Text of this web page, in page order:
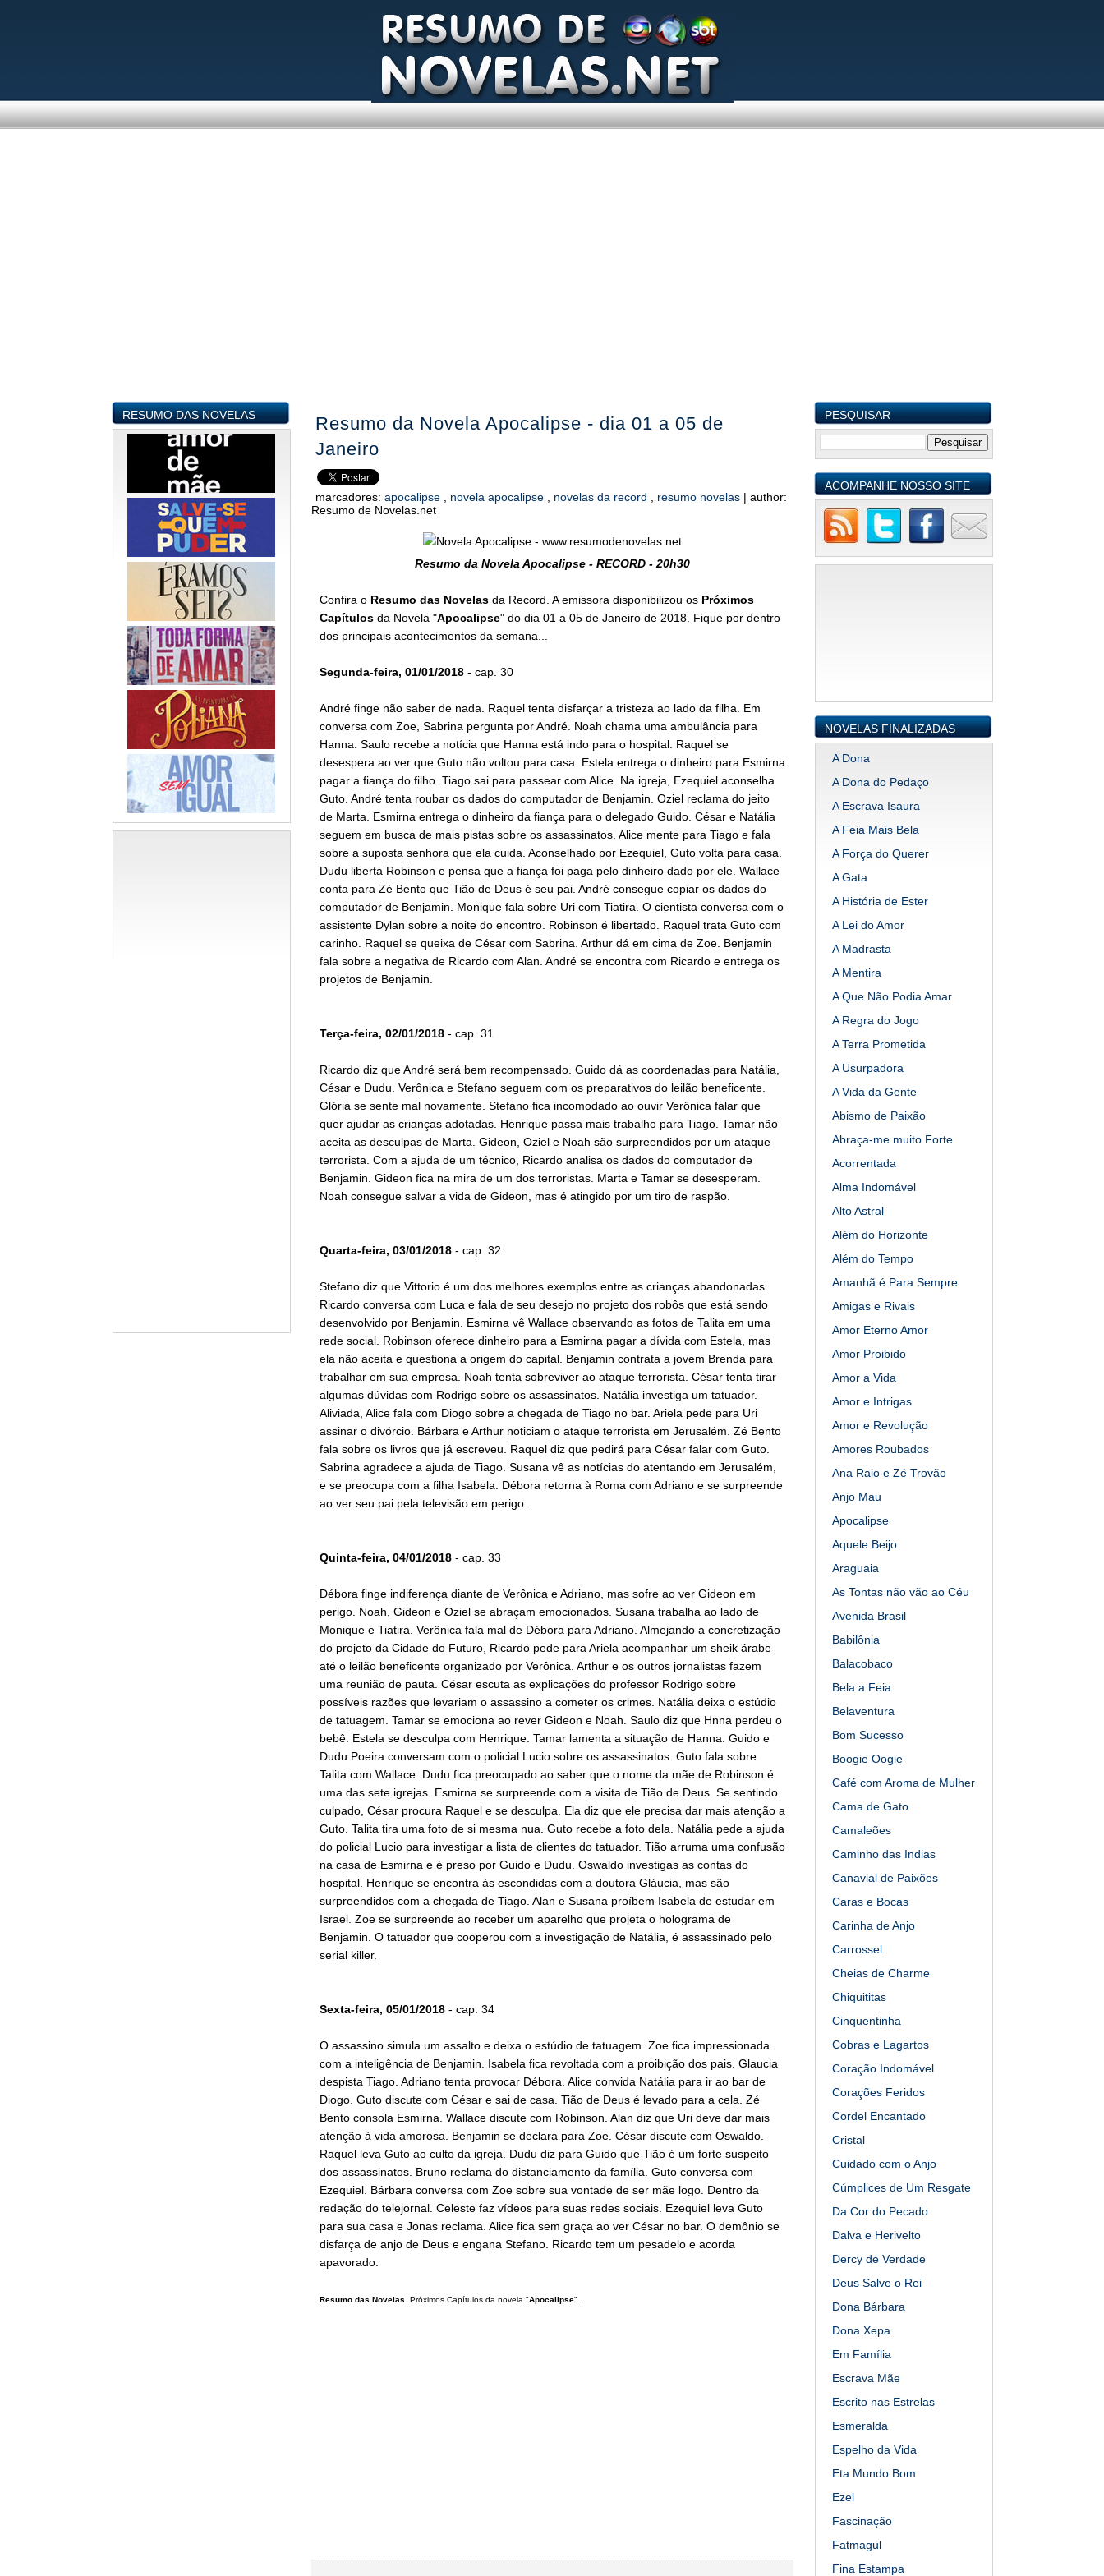
RESUMO DAS NOVELAS
Resumo da Novela Apocalipse - dia 01 a 05 de
Janeiro
marcadores: apocalipse novela apocalipse novelas da record resumo novelas | author:
Resumo de Novelas.net
Resumo da Novela Apocalipse - RECORD - 20h30
Confira o Resumo das Novelasda Record. A emissora disponibilizou os Próximos
Capítulosda Novela "Apocalipse" do dia 01 a 05 de Janeiro de 2018. Fique por dentro
dos principais acontecimentos da semana...
Segunda-feira, 01/01/2018- cap. 30
André finge não saber de nada. Raquel tenta disfarçar a tristeza ao lado da filha. Em
conversa com Zoe, Sabrina pergunta por André. Noah chama uma ambulância para
Hanna. Saulo recebe a notícia que Hanna está indo para o hospital. Raquel se
desespera ao ver que Guto não voltou para casa. Estela entrega o dinheiro para Esmirna
pagar a fiança do filho. Tiago sai para passear com Alice. Na igreja, Ezequiel aconselha
Guto. André tenta roubar os dados do computador de Benjamin. Oziel reclama do jeito
de Marta. Esmirna entrega o dinheiro da fiança para o delegado Guido. César e Natália
seguem em busca de mais pistas sobre os assassinatos. Alice mente para Tiago e fala
sobre a suposta senhora que ela cuida. Aconselhado por Ezequiel, Guto volta para casa.
Dudu liberta Robinson e pensa que a fiança foi paga pelo dinheiro dado por ele. Wallace
conta para Zé Bento que Tião de Deus é seu pai. André consegue copiar os dados do
computador de Benjamin. Monique fala sobre Uri com Tiatira. O cientista conversa com o
assistente Dylan sobre a noite do encontro. Robinson é libertado. Raquel trata Guto com
carinho. Raquel se queixa de César com Sabrina. Arthur dá em cima de Zoe. Benjamin
fala sobre a negativa de Ricardo com Alan. André se encontra com Ricardo e entrega os
projetos de Benjamin.
Terça-feira, 02/01/2018- cap. 31
Ricardo diz que André será bem recompensado. Guido dá as coordenadas para Natália,
César e Dudu. Verônica e Stefano seguem com os preparativos do leilão beneficente.
Glória se sente mal novamente. Stefano fica incomodado ao ouvir Verônica falar que
quer ajudar as crianças adotadas. Henrique passa mais trabalho para Tiago. Tamar não
aceita as desculpas de Marta. Gideon, Oziel e Noah são surpreendidos por um ataque
terrorista. Com a ajuda de um técnico, Ricardo analisa os dados do computador de
Benjamin. Gideon fica na mira de um dos terroristas. Marta e Tamar se desesperam.
Noah consegue salvar a vida de Gideon, mas é atingido por um tiro de raspão.
Quarta-feira, 03/01/2018- cap. 32
Stefano diz que Vittorio é um dos melhores exemplos entre as crianças abandonadas.
Ricardo conversa com Luca e fala de seu desejo no projeto dos robôs que está sendo
desenvolvido por Benjamin. Esmirna vê Wallace observando as fotos de Talita em uma
rede social. Robinson oferece dinheiro para a Esmirna pagar a dívida com Estela, mas
ela não aceita e questiona a origem do capital. Benjamin contrata a jovem Brenda para
trabalhar em sua empresa. Noah tenta sobreviver ao ataque terrorista. César tenta tirar
algumas dúvidas com Rodrigo sobre os assassinatos. Natália investiga um tatuador.
Aliviada, Alice fala com Diogo sobre a chegada de Tiago no bar. Ariela pede para Uri
assinar o divórcio. Bárbara e Arthur noticiam o ataque terrorista em Jerusalém. Zé Bento
fala sobre os livros que já escreveu. Raquel diz que pedirá para César falar com Guto.
Sabrina agradece a ajuda de Tiago. Susana vê as notícias do atentando em Jerusalém,
e se preocupa com a filha Isabela. Débora retorna à Roma com Adriano e se surpreende
ao ver seu pai pela televisão em perigo.
Quinta-feira, 04/01/2018- cap. 33
Débora finge indiferença diante de Verônica e Adriano, mas sofre ao ver Gideon em
perigo. Noah, Gideon e Oziel se abraçam emocionados. Susana trabalha ao lado de
Monique e Tiatira. Verônica fala mal de Débora para Adriano. Almejando a concretização
do projeto da Cidade do Futuro, Ricardo pede para Ariela acompanhar um sheik árabe
até o leilão beneficente organizado por Verônica. Arthur e os outros jornalistas fazem
uma reunião de pauta. César escuta as explicações do professor Rodrigo sobre
possíveis razões que levariam o assassino a cometer os crimes. Natália deixa o estúdio
de tatuagem. Tamar se emociona ao rever Gideon e Noah. Saulo diz que Hnna perdeu o
bebê. Estela se desculpa com Henrique. Tamar lamenta a situação de Hanna. Guido e
Dudu Poeira conversam com o policial Lucio sobre os assassinatos. Guto fala sobre
Talita com Wallace. Dudu fica preocupado ao saber que o nome da mãe de Robinson é
uma das sete igrejas. Esmirna se surpreende com a visita de Tião de Deus. Se sentindo
culpado, César procura Raquel e se desculpa. Ela diz que ele precisa dar mais atenção a
Guto. Talita tira uma foto de si mesma nua. Guto recebe a foto dela. Natália pede a ajuda
do policial Lucio para investigar a lista de clientes do tatuador. Tião arruma uma confusão
na casa de Esmirna e é preso por Guido e Dudu. Oswaldo investigas as contas do
hospital. Henrique se encontra às escondidas com a doutora Gláucia, mas são
surpreendidos com a chegada de Tiago. Alan e Susana proíbem Isabela de estudar em
Israel. Zoe se surpreende ao receber um aparelho que projeta o holograma de
Benjamin. O tatuador que cooperou com a investigação de Natália, é assassinado pelo
serial killer.
Sexta-feira, 05/01/2018- cap. 34
O assassino simula um assalto e deixa o estúdio de tatuagem. Zoe fica impressionada
com a inteligência de Benjamin. Isabela fica revoltada com a proibição dos pais. Glaucia
despista Tiago. Adriano tenta provocar Débora. Alice convida Natália para ir ao bar de
Diogo. Guto discute com César e sai de casa. Tião de Deus é levado para a cela. Zé
Bento consola Esmirna. Wallace discute com Robinson. Alan diz que Uri deve dar mais
atenção à vida amorosa. Benjamin se declara para Zoe. César discute com Oswaldo.
Raquel leva Guto ao culto da igreja. Dudu diz para Guido que Tião é um forte suspeito
dos assassinatos. Bruno reclama do distanciamento da família. Guto conversa com
Ezequiel. Bárbara conversa com Zoe sobre sua vontade de ser mãe logo. Dentro da
redação do telejornal. Celeste faz vídeos para suas redes sociais. Ezequiel leva Guto
para sua casa e Jonas reclama. Alice fica sem graça ao ver César no bar. O demônio se
disfarça de anjo de Deus e engana Stefano. Ricardo tem um pesadelo e acorda
apavorado.
Resumo das Novelas . Próximos Capítulos da novela "Apocalipse".
PESQUISAR
ACOMPANHE NOSSO SITE
NOVELAS FINALIZADAS
A Dona
A Dona do Pedaço
A Escrava Isaura
A Feia Mais Bela
A Força do Querer
A Gata
A História de Ester
A Lei do Amor
A Madrasta
A Mentira
A Que Não Podia Amar
A Regra do Jogo
A Terra Prometida
A Usurpadora
A Vida da Gente
Abismo de Paixão
Abraça-me muito Forte
Acorrentada
Alma Indomável
Alto Astral
Além do Horizonte
Além do Tempo
Amanhã é Para Sempre
Amigas e Rivais
Amor Eterno Amor
Amor Proibido
Amor a Vida
Amor e Intrigas
Amor e Revolução
Amores Roubados
Ana Raio e Zé Trovão
Anjo Mau
Apocalipse
Aquele Beijo
Araguaia
As Tontas não vão ao Céu
Avenida Brasil
Babilônia
Balacobaco
Bela a Feia
Belaventura
Bom Sucesso
Boogie Oogie
Café com Aroma de Mulher
Cama de Gato
Camaleões
Caminho das Indias
Canavial de Paixões
Caras e Bocas
Carinha de Anjo
Carrossel
Cheias de Charme
Chiquititas
Cinquentinha
Cobras e Lagartos
Coração Indomável
Corações Feridos
Cordel Encantado
Cristal
Cuidado com o Anjo
Cúmplices de Um Resgate
Da Cor do Pecado
Dalva e Herivelto
Dercy de Verdade
Deus Salve o Rei
Dona Bárbara
Dona Xepa
Em Família
Escrava Mãe
Escrito nas Estrelas
Esmeralda
Espelho da Vida
Eta Mundo Bom
Ezel
Fascinação
Fatmagul
Fina Estampa